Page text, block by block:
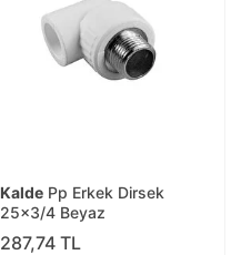
Kalde Pp Erkek Dirsek
25x3/4 Beyaz
287,74 TL